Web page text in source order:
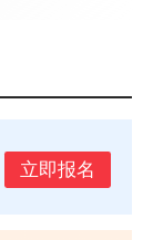
立即报名